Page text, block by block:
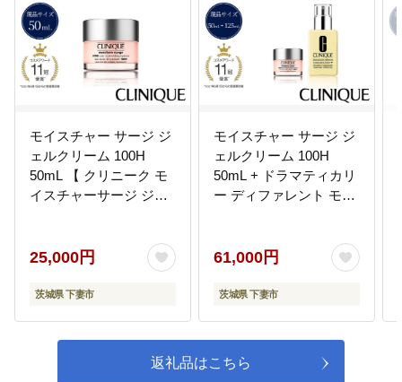
モイスチャー サージ ジ
ェルクリーム 100H
50mL 【 クリニーク モ
イスチャーサージ ジェ
ケア 美容 化粧品 コスメ
保水美肌 保湿 乾燥肌 脂
性肌 】
25,000円
茨城県 下妻市
モイスチャー サージ ジ
ェルクリーム 100H
50mL + ドラマティカリ
ー ディファレント モイ
ット 【 クリニーク モイ
スチャーサージ ジェル
クリーム Gel Creme
湿 乾燥肌 混合肌 】
61,000円
茨城県 下妻市
返礼品はこちら